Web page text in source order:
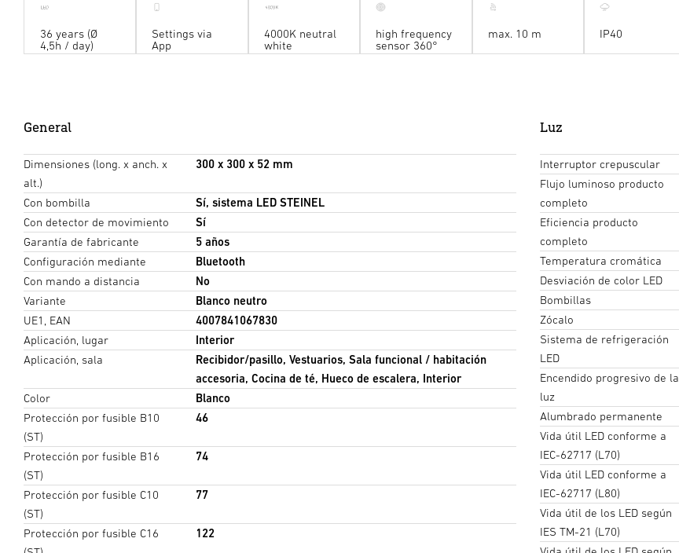
Cálculo de la luz
(500 lux @0.8m) (4 lux @0.8m) (100 lux @0.2m) (100 lux @0.2m)
Dimensiones de la sala
Longitud de la sala
Altura del nivel de trabajo
Grado de reflexión del suelo Grado de reflexión de la pared
36 years (Ø
4,5h / day)
Settings via
App
4000K neutral
white
high frequency
sensor 360°
max. 10 m IP40
General
Dimensiones (long. x anch. x
alt.)
300 x 300 x 52 mm
Con bombilla
Sí, sistema LED STEINEL
Con detector de movimiento
Sí
Garantía de fabricante
5 años
Configuración mediante
Bluetooth
Con mando a distancia
No
Variante
Blanco neutro
UE1, EAN
4007841067830
Aplicación, lugar
Interior
Aplicación, sala
Recibidor/pasillo, Vestuarios, Sala funcional / habitación
accesoria, Cocina de té, Hueco de escalera, Interior
Color
Blanco
Protección por fusible B10
(ST)
46
Protección por fusible B16
(ST)
74
Protección por fusible C10
(ST)
77
Protección por fusible C16
122
Luz
Interruptor crepuscular
Flujo luminoso producto
completo
Eficiencia producto
completo
Temperatura cromática
Desviación de color LED
Bombillas
Zócalo
Sistema de refrigeración
LED
Encendido progresivo de la
luz
Alumbrado permanente
Vida útil LED conforme a
IEC-62717 (L70)
Vida útil LED conforme a
IEC-62717 (L80)
Vida útil de los LED según
IES TM-21 (L70)